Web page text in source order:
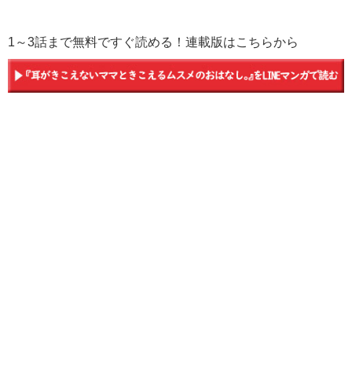
1～3話まで無料ですぐ読める！連載版はこちらから